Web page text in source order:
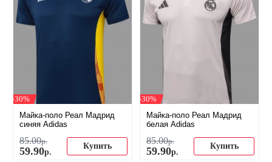
-30%
Майка-поло Реал Мадрид
синяя Adidas
85.00р.
59.90р.
Купить
-30%
Майка-поло Реал Мадрид
белая Adidas
85.00р.
59.90р.
Купить